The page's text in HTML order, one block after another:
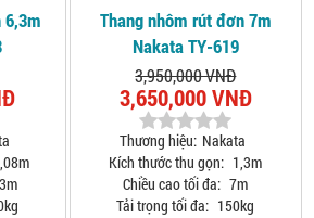
Thang nhôm rút đơn 7m
Nakata TY-619
3,950,000 VNĐ
3,650,000 VNĐ
Thương hiệu: Nakata
Kích thước thu gọn: 1,3m
Chiều cao tối đa: 7m
Tải trọng tối đa: 150kg